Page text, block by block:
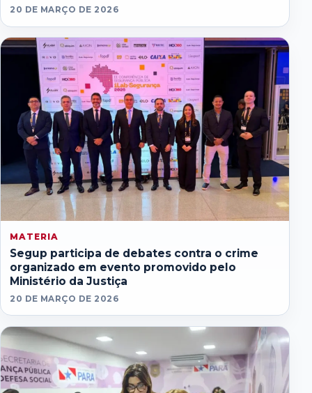
20 DE MARÇO DE 2026
MATERIA
Segup participa de debates contra o crime
organizado em evento promovido pelo
Ministério da Justiça
20 DE MARÇO DE 2026